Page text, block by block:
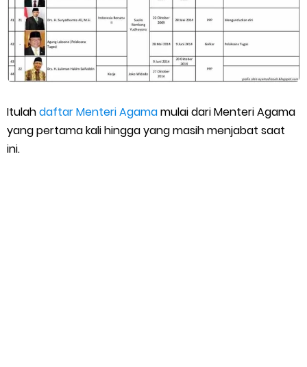
Itulahdaftar Menteri Agamamulai dari Menteri Agama
yang pertama kali hingga yang masih menjabat saat
ini.